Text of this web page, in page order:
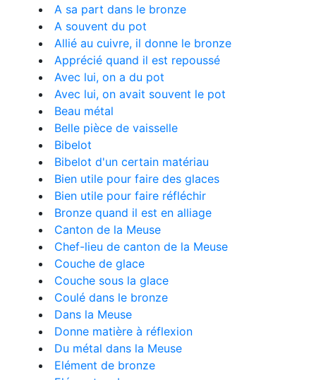
A sa part dans le bronze
A souvent du pot
Allié au cuivre, il donne le bronze
Apprécié quand il est repoussé
Avec lui, on a du pot
Avec lui, on avait souvent le pot
Beau métal
Belle pièce de vaisselle
Bibelot
Bibelot d'un certain matériau
Bien utile pour faire des glaces
Bien utile pour faire réfléchir
Bronze quand il est en alliage
Canton de la Meuse
Chef-lieu de canton de la Meuse
Couche de glace
Couche sous la glace
Coulé dans le bronze
Dans la Meuse
Donne matière à réflexion
Du métal dans la Meuse
Elément de bronze